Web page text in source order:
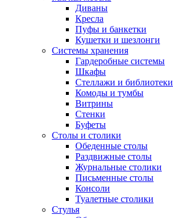
Диваны
Кресла
Пуфы и банкетки
Кушетки и шезлонги
Системы хранения
Гардеробные системы
Шкафы
Стеллажи и библиотеки
Комоды и тумбы
Витрины
Стенки
Буфеты
Столы и столики
Обеденные столы
Раздвижные столы
Журнальные столики
Письменные столы
Консоли
Туалетные столики
Стулья